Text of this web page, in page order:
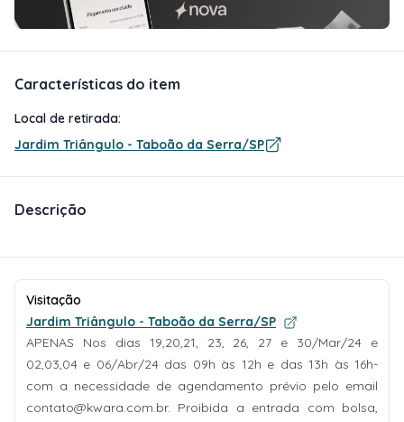
Características do item
Local de retirada:
Jardim Triângulo - Taboão da Serra/SP
Descrição
Visitação
Jardim Triângulo - Taboão da Serra/SP
APENAS Nos dias 19,20,21, 23, 26, 27 e 30/Mar/24 e
02,03,04 e 06/Abr/24 das 09h às 12h e das 13h às 16h-
com a necessidade de agendamento prévio pelo email
contato@kwara.com.br. Proibida a entrada com bolsa,